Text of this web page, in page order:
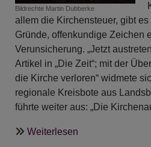
Bildrechte Martin Dubberke
allem die Kirchensteuer, gibt
Gründe, offenkundige Zeichen
Verunsicherung. „Jetzt
Artikel in „Die Zeit“; mit der
die Kirche verloren“ widmete
regionale Kreisbote aus
führte weiter aus: „Die
Weiterlesen